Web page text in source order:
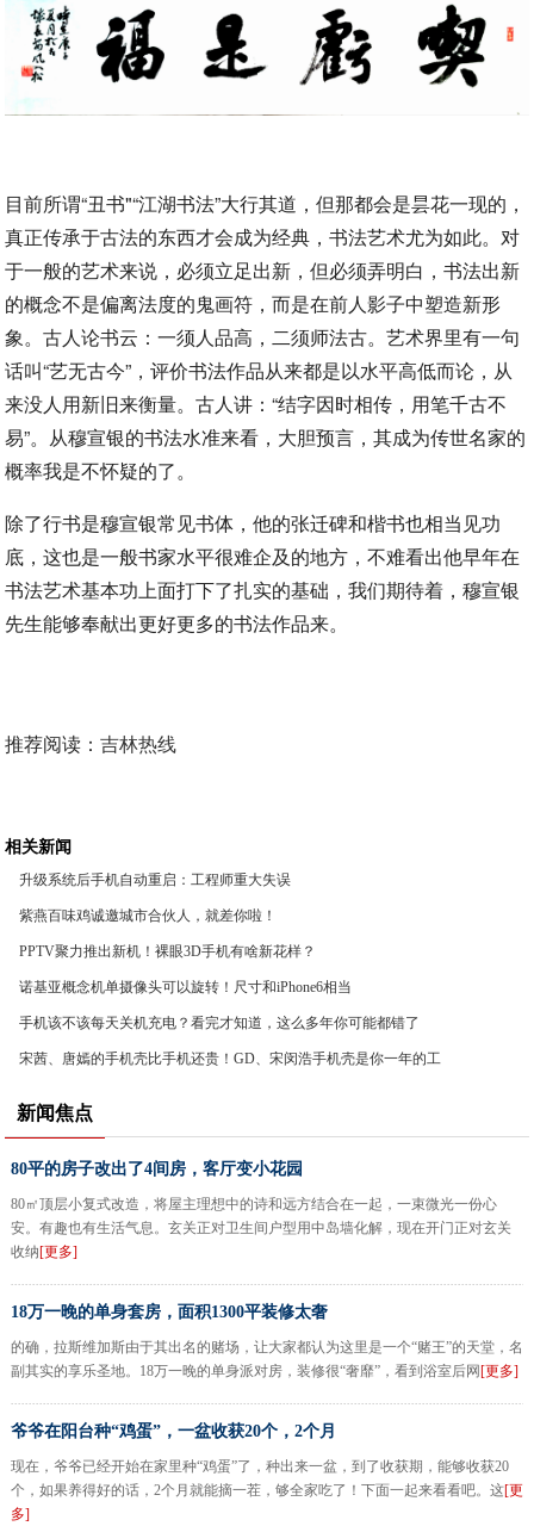
目前所谓“丑书"“江湖书法”大行其道，但那都会是昙花一现的，
真正传承于古法的东西才会成为经典，书法艺术尤为如此。对
于一般的艺术来说，必须立足出新，但必须弄明白，书法出新
的概念不是偏离法度的鬼画符，而是在前人影子中塑造新形
象。古人论书云：一须人品高，二须师法古。艺术界里有一句
话叫“艺无古今”，评价书法作品从来都是以水平高低而论，从
来没人用新旧来衡量。古人讲：“结字因时相传，用笔千古不
易”。从穆宣银的书法水准来看，大胆预言，其成为传世名家的
概率我是不怀疑的了。
除了行书是穆宣银常见书体，他的张迁碑和楷书也相当见功
底，这也是一般书家水平很难企及的地方，不难看出他早年在
书法艺术基本功上面打下了扎实的基础，我们期待着，穆宣银
先生能够奉献出更好更多的书法作品来。
推荐阅读：吉林热线
相关新闻
升级系统后手机自动重启：工程师重大失误
紫燕百味鸡诚邀城市合伙人，就差你啦！
PPTV聚力推出新机！裸眼3D手机有啥新花样？
诺基亚概念机单摄像头可以旋转！尺寸和iPhone6相当
手机该不该每天关机充电？看完才知道，这么多年你可能都错了
宋茜、唐嫣的手机壳比手机还贵！GD、宋闵浩手机壳是你一年的工
新闻焦点
80平的房子改出了4间房，客厅变小花园
80㎡顶层小复式改造，将屋主理想中的诗和远方结合在一起，一束微光一份心
安。有趣也有生活气息。玄关正对卫生间户型用中岛墙化解，现在开门正对玄关
收纳[更多]
18万一晚的单身套房，面积1300平装修太奢
的确，拉斯维加斯由于其出名的赌场，让大家都认为这里是一个“赌王”的天堂，名
副其实的享乐圣地。18万一晚的单身派对房，装修很“奢靡”，看到浴室后网 [更多]
爷爷在阳台种“鸡蛋”，一盆收获20个，2个月
现在，爷爷已经开始在家里种“鸡蛋”了，种出来一盆，到了收获期，能够收获20
个，如果养得好的话，2个月就能摘一茬，够全家吃了！下面一起来看看吧。这[更
多]